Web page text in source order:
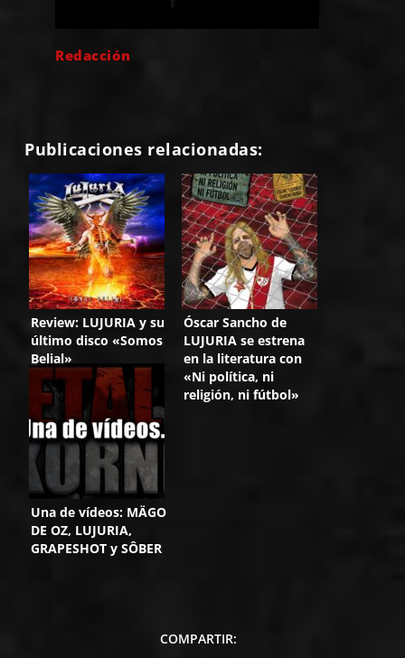
Redacción
Publicaciones relacionadas:
Review: LUJURIA y su
último disco «Somos
Belial»
Óscar Sancho de
LUJURIA se estrena
en la literatura con
«Ni política, ni
religión, ni fútbol»
Una de vídeos: MÄGO
DE OZ, LUJURIA,
GRAPESHOT y SÔBER
COMPARTIR: